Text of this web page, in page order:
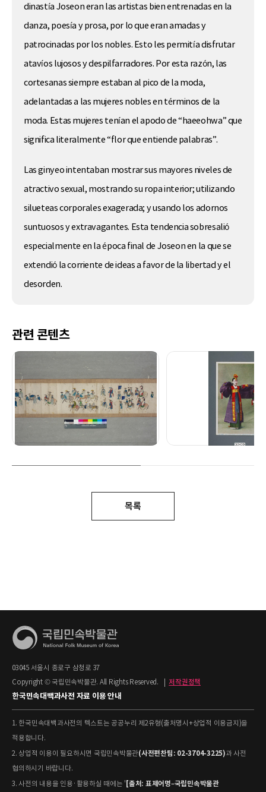
dinastía Joseon eran las artistas bien entrenadas en la
danza, poesía y prosa, por lo que eran amadas y
patrocinadas por los nobles. Esto les permitía disfrutar
atavíos lujosos y despilfarradores. Por esta razón, las
cortesanas siempre estaban al pico de la moda,
adelantadas a las mujeres nobles en términos de la
moda. Estas mujeres tenían el apodo de “haeeohwa” que
significa literalmente “flor que entiende palabras”.
Las ginyeo intentaban mostrar sus mayores niveles de
atractivo sexual, mostrando su ropa interior; utilizando
silueteas corporales exagerada; y usando los adornos
suntuosos y extravagantes. Esta tendencia sobresalió
especialmente en la época final de Joseon en la que se
extendió la corriente de ideas a favor de la libertad y el
desorden.
관련 콘텐츠
목록
03045 서울시 종로구 삼청로 37
Copyright © 국립민속박물관. All Rights Reserved.
저작권정책
한국민속대백과사전 자료 이용 안내
1. 한국민속대백과사전의 텍스트는 공공누리 제2유형(출처명시+상업적 이용금지)을
적용합니다.
2. 상업적 이용이 필요하시면 국립민속박물관(사전편찬팀: 02-3704-3225)과 사전
협의하시기 바랍니다.
3. 사전의 내용을 인용·활용하실 때에는 ' [출처: 표제어명–국립민속박물관